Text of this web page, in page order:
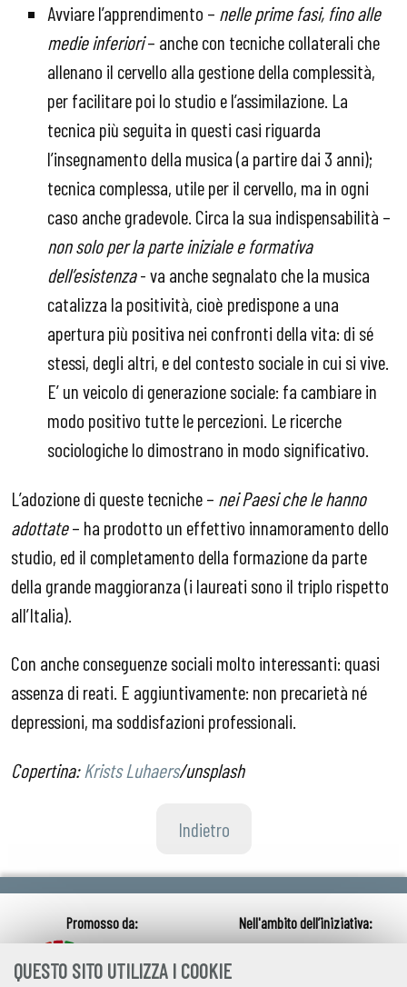
QUESTO SITO UTILIZZA I COOKIE
Avviare l’apprendimento – nelle prime fasi, fino alle
medie inferiori– anche con tecniche collaterali che
allenano il cervello alla gestione della complessità,
per facilitare poi lo studio e l’assimilazione. La
tecnica più seguita in questi casi riguarda
l’insegnamento della musica (a partire dai 3 anni);
tecnica complessa, utile per il cervello, ma in ogni
caso anche gradevole. Circa la sua indispensabilità –
non solo per la parte iniziale e formativa
dell’esistenza- va anche segnalato che la musica
catalizza la positività, cioè predispone a una
apertura più positiva nei confronti della vita: di sé
stessi, degli altri, e del contesto sociale in cui si vive.
E’ un veicolo di generazione sociale: fa cambiare in
modo positivo tutte le percezioni. Le ricerche
sociologiche lo dimostrano in modo significativo.
L’adozione di queste tecniche – nei Paesi che le hanno
adottate– ha prodotto un effettivo innamoramento dello
studio, ed il completamento della formazione da parte
della grande maggioranza (i laureati sono il triplo rispetto
all’Italia).
Con anche conseguenze sociali molto interessanti: quasi
assenza di reati. E aggiuntivamente: non precarietà né
depressioni, ma soddisfazioni professionali.
Copertina:Krists Luhaers/unsplash
Indietro